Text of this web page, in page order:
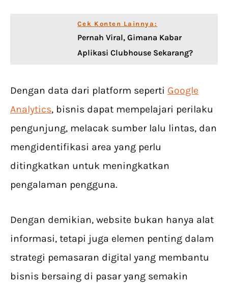
Cek Konten Lainnya:
Pernah Viral, Gimana Kabar
Aplikasi Clubhouse Sekarang?
Dengan data dari platform seperti Google
Analytics, bisnis dapat mempelajari perilaku
pengunjung, melacak sumber lalu lintas, dan
mengidentifikasi area yang perlu
ditingkatkan untuk meningkatkan
pengalaman pengguna.
Dengan demikian, website bukan hanya alat
informasi, tetapi juga elemen penting dalam
strategi pemasaran digital yang membantu
bisnis bersaing di pasar yang semakin